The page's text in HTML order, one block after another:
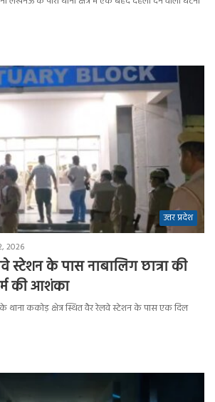
उत्तर प्रदेश
2026
के पास नाबालिग छात्रा की
की आशंका
थाना ककोड़ क्षेत्र स्थित वैर रेलवे स्टेशन के पास एक दिल